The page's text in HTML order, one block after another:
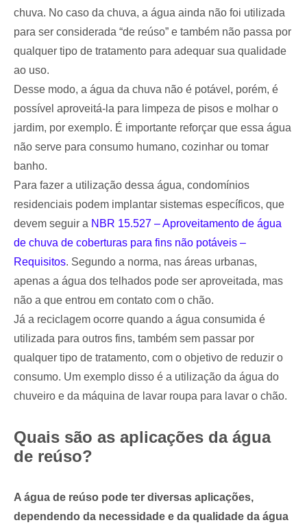
chuva. No caso da chuva, a água ainda não foi utilizada
para ser considerada “de reúso” e também não passa por
qualquer tipo de tratamento para adequar sua qualidade
ao uso.
Desse modo, a água da chuva não é potável, porém, é
possível aproveitá-la para limpeza de pisos e molhar o
jardim, por exemplo. É importante reforçar que essa água
não serve para consumo humano, cozinhar ou tomar
banho.
Para fazer a utilização dessa água, condomínios
residenciais podem implantar sistemas específicos, que
devem seguir a NBR 15.527 – Aproveitamento de água
de chuva de coberturas para fins não potáveis –
Requisitos. Segundo a norma, nas áreas urbanas,
apenas a água dos telhados pode ser aproveitada, mas
não a que entrou em contato com o chão.
Já a reciclagem ocorre quando a água consumida é
utilizada para outros fins, também sem passar por
qualquer tipo de tratamento, com o objetivo de reduzir o
consumo. Um exemplo disso é a utilização da água do
chuveiro e da máquina de lavar roupa para lavar o chão.
Quais são as aplicações da água
de reúso?
A água de reúso pode ter diversas aplicações,
dependendo da necessidade e da qualidade da água